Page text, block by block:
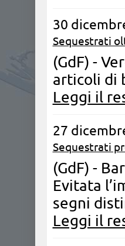
30
Sequestrati
(GdF) -
articoli di
Leggi il
27
Sequestrati
(GdF) -
Evitata
segni
Leggi il